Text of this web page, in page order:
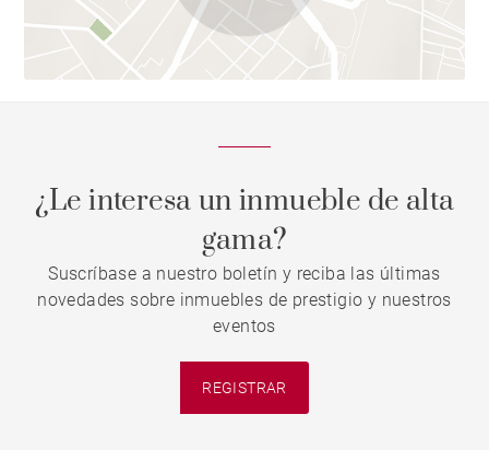
¿Le interesa un inmueble de alta
gama?
Suscríbase a nuestro boletín y reciba las últimas
novedades sobre inmuebles de prestigio y nuestros
eventos
REGISTRAR